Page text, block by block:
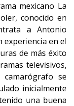
mexicano La
conocido en
a Antonio
experiencia en el
de más éxito
televisivos,
se
inicialmente
una buena